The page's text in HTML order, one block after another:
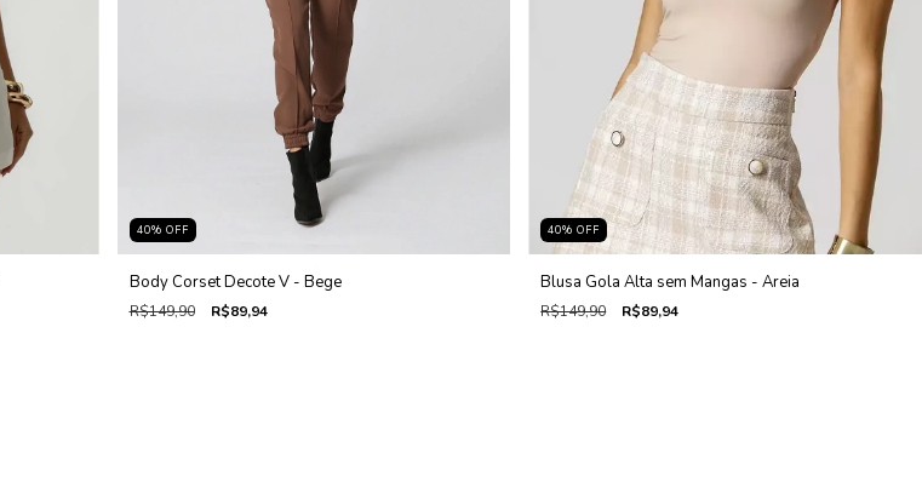
40% OFF
Body Corset Decote V - Bege
R$149,90 R$89,94
40%OFF
Blusa Gola Alta sem Mangas - Areia
R$149,90 R$89,94